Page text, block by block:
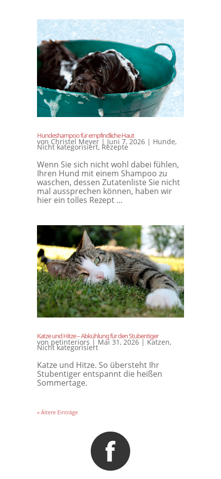
Hundeshampoo für empfindliche Haut
von Christel Meyer| Juni 7, 2026| Hunde,
Nicht kategorisiert, Rezepte
Wenn Sie sich nicht wohl dabei fühlen,
Ihren Hund mit einem Shampoo zu
waschen, dessen Zutatenliste Sie nicht
mal aussprechen können, haben wir
hier ein tolles Rezept …
Katze und Hitze – Abkühlung für den Stubentiger
von petinteriors | Mai 31, 2026| Katzen,
Nicht kategorisiert
Katze und Hitze. So übersteht Ihr
Stubentiger entspannt die heißen
Sommertage.
« Ältere Einträge